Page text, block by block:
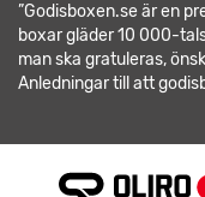
”Godisboxen.se är en
boxar gläder 10 000-
man ska gratuleras,
Anledningar till att